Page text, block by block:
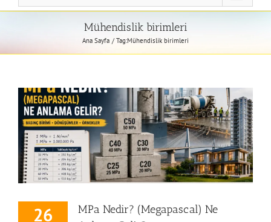
Mühendislik birimleri
Ana Sayfa Tag:Mühendislik birimleri
26
MPa Nedir? (Megapascal) Ne